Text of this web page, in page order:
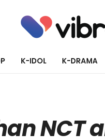
K-IDOL K-DRAMA
NCT